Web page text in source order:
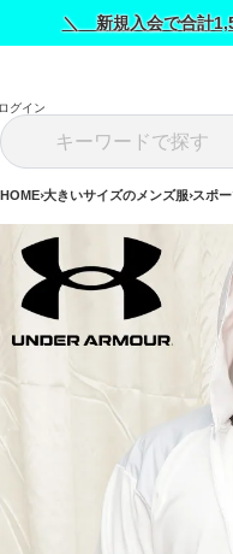
＼ 新規入会で合計
グイン
HOME 大きいサイズのメンズ服 スポ